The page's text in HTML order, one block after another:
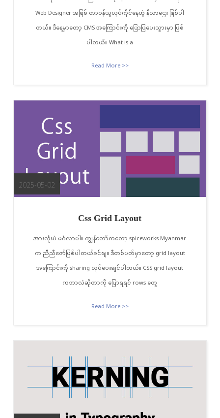
Web Designer အဖြစ် တာဝန်ယူလုပ်ကိုင်နေတဲ့ နီလာဌေး ဖြစ်ပါ
တယ်။ ဒီနေ့မှာတော့ CMS အကြောင်းကို ပြောပြပေးသွားမှာ ဖြစ်
ပါတယ်။ What is a
Read More >>
2025-05-02
Css Grid Layout
အားလုံးပဲ မင်္ဂလာပါ။ ကျွန်တော်က‌တော့ spiceworks Myanmar
က ညီညီဇော်ဖြစ်ပါတယ်ခင်ဗျ။ ဒီတစ်ပတ်မှာတော့ grid layout
အကြောင်းကို sharing လုပ်ပေးချင်ပါတယ်။ CSS grid layout
ကဘာလဲဆိုတာကို ပြောရရင် rows တွေ
Read More >>